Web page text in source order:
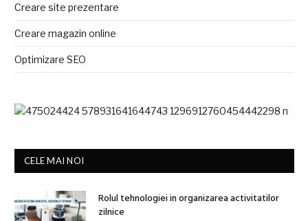
Creare site prezentare
Creare magazin online
Optimizare SEO
CELE MAI NOI
Rolul tehnologiei in organizarea activitatilor
zilnice